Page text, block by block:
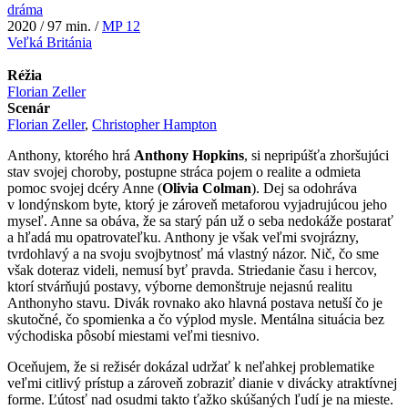
dráma
2020 / 97 min. /MP 12
Veľká Británia
Réžia
Florian Zeller
Scenár
Florian Zeller, Christopher Hampton
Anthony, ktorého hrá Anthony Hopkins, si nepripúšťa zhoršujúci
stav svojej choroby, postupne stráca pojem o realite a odmieta
pomoc svojej dcéry Anne (Olivia Colman). Dej sa odohráva
v londýnskom byte, ktorý je zároveň metaforou vyjadrujúcou jeho
myseľ. Anne sa obáva, že sa starý pán už o seba nedokáže postarať
a hľadá mu opatrovateľku. Anthony je však veľmi svojrázny,
tvrdohlavý a na svoju svojbytnosť má vlastný názor. Nič, čo sme
však doteraz videli, nemusí byť pravda. Striedanie času i hercov,
ktorí stvárňujú postavy, výborne demonštruje nejasnú realitu
Anthonyho stavu. Divák rovnako ako hlavná postava netuší čo je
skutočné, čo spomienka a čo výplod mysle. Mentálna situácia bez
východiska pôsobí miestami veľmi tiesnivo.
Oceňujem, že si režisér dokázal udržať k neľahkej problematike
veľmi citlivý prístup a zároveň zobraziť dianie v divácky atraktívnej
forme. Ľútosť nad osudmi takto ťažko skúšaných ľudí je na mieste.